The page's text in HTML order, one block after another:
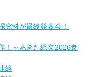
究科が最終発表会！
！～あきた総文2026参
絡